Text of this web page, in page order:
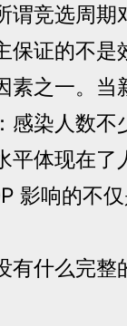
谓竞选周期
保证的不是
素之一。当
感染人数不
平体现在了
影响的不
有什么完整